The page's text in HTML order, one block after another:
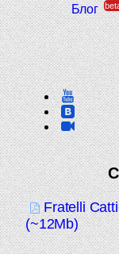
Блог
Fratelli
(~12Mb)